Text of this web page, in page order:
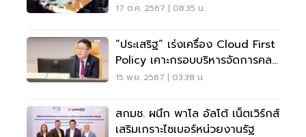
17 ต.ค. 2567 | 08:35 น.
“ประเสริฐ” เร่งเครื่อง Cloud First
Policy เคาะกรอบบริหารจัดการคลา
วด์ภาครัฐ
15 พ.ย. 2567 | 03:38 น.
สกมช. ผนึก พาโล อัลโต้ เน็ตเวิร์กส์
เสริมเกราะไซเบอร์หน่วยงานรัฐ